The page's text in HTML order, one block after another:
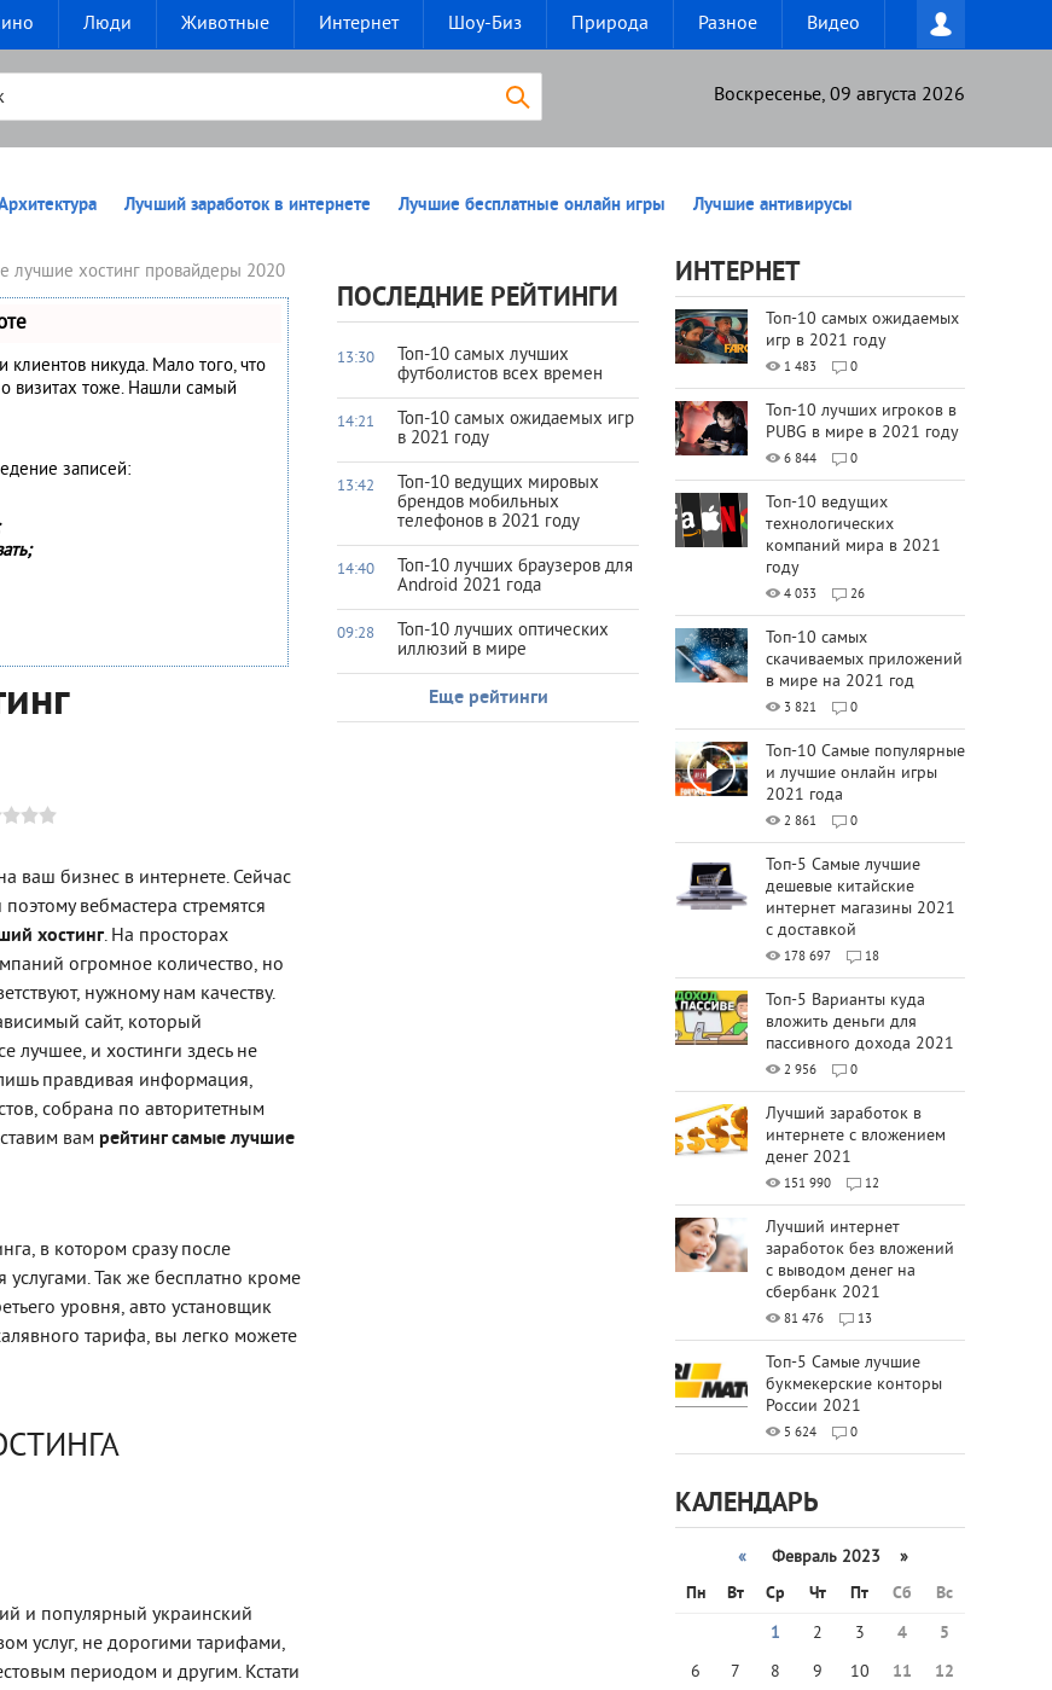
Люди Животные Интернет Шоу-Биз Природа Разное Видео
Воскресенье, 09 августа 2026
Лучший заработок в интернете Лучшие бесплатные онлайн игры Лучшие антивирусы
лучшие хостинг провайдеры 2020
клиентов никуда. Мало того, что
визитах тоже. Нашли самый
записей:
ваш бизнес в интернете. Сейчас
поэтому вебмастера стремятся
хостинг. На просторах
огромное количество, но
нужному нам качеству.
сайт, который
лучшее, и хостинги здесь не
правдивая информация,
собрана по авторитетным
вам рейтинг самые лучшие
в котором сразу после
услугами. Так же бесплатно кроме
уровня, авто установщик
тарифа, вы легко можете
и популярный украинский
услуг, не дорогими тарифами,
периодом и другим. Кстати
ПОСЛЕДНИЕ РЕЙТИНГИ
13:30
Топ-10 самых лучших
футболистов всех времен
14:21
Топ-10 самых ожидаемых игр
в 2021 году
13:42
Топ-10 ведущих мировых
брендов мобильных
телефонов в 2021 году
14:40
Топ-10 лучших браузеров для
Android 2021 года
09:28
Топ-10 лучших оптических
иллюзий в мире
Еще рейтинги
ИНТЕРНЕТ
Топ-10 самых ожидаемых
игр в 2021 году
1 483 0
Топ-10 лучших игроков в
PUBG в мире в 2021 году
6 844 0
Топ-10 ведущих
технологических
компаний мира в 2021
году
4 033 26
Топ-10 самых
скачиваемых приложений
в мире на 2021 год
3 821 0
Топ-10 Самые популярные
и лучшие онлайн игры
2021 года
2 861 0
Топ-5 Самые лучшие
дешевые китайские
интернет магазины 2021
с доставкой
178 697 18
Топ-5 Варианты куда
вложить деньги для
пассивного дохода 2021
2 956 0
Лучший заработок в
интернете с вложением
денег 2021
151 990 12
Лучший интернет
заработок без вложений
с выводом денег на
сбербанк 2021
81 476 13
Топ-5 Самые лучшие
букмекерские конторы
России 2021
5 624 0
КАЛЕНДАРЬ
«
Февраль 2023 »
Пн
Вт Ср Чт Пт Сб
Вс
1
2 3 4
5
6
7 8 9 10 11
12